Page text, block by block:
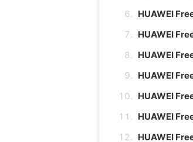
HUAWEI
HUAWEI
HUAWEI
HUAWEI
HUAWEI
HUAWEI
HUAWEI